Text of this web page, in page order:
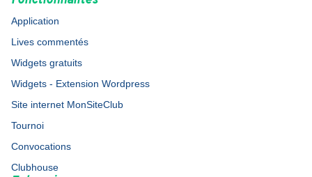
Application
Lives commentés
Widgets gratuits
Widgets - Extension Wordpress
Site internet MonSiteClub
Tournoi
Convocations
Clubhouse